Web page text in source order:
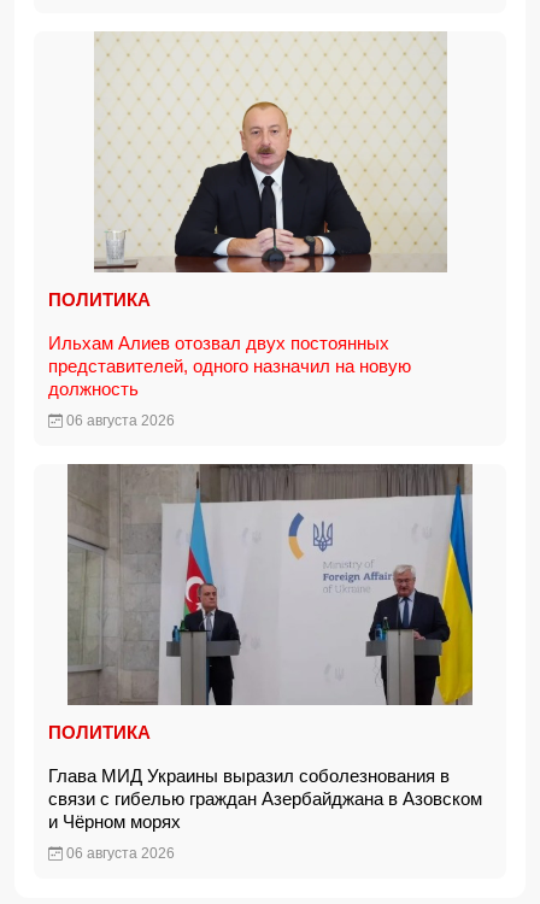
ПОЛИТИКА
Ильхам Алиев отозвал двух постоянных
представителей, одного назначил на новую
должность
06 августа 2026
ПОЛИТИКА
Глава МИД Украины выразил соболезнования в
связи с гибелью граждан Азербайджана в Азовском
и Чёрном морях
06 августа 2026